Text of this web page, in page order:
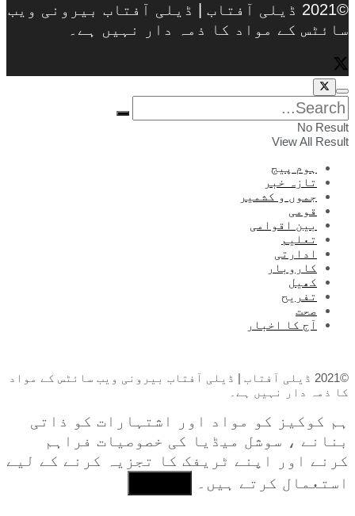
©2021 ڈیلی آفتاب | ڈیلی آفتاب بیرونی ویب
سائٹس کے مواد کا ذمہ دار نہیں ہے۔
No Result
View All Result
ہوم پیج
تازہ خبر
جموں و کشمیر
قومی
بین اقوامی
تعلیم
ادارتی
کاروبار
کھیل
تفریح
صحت
آج کا اخبار
©2021 ڈیلی آفتاب | ڈیلی آفتاب بیرونی ویب سائٹس کے مواد
کا ذمہ دار نہیں ہے۔
ہم کوکیز کو مواد اور اشتہارات کو ذاتی
بنانے ، سوشل میڈیا کی خصوصیات فراہم
کرنے اور اپنے ٹریفک کا تجزیہ کرنے کے لیے
استعمال کرتے ہیں۔